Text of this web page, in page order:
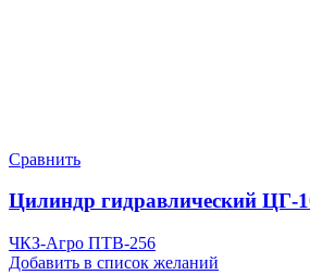
Сравнить
Цилиндр гидравлический ЦГ-
ЧКЗ-Агро ПТВ-256
Добавить в список желаний